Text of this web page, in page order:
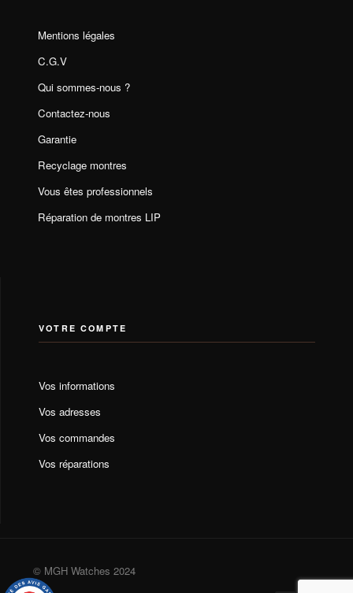
Mentions légales
C.G.V
Qui sommes-nous ?
Contactez-nous
Garantie
Recyclage montres
Vous êtes professionnels
Réparation de montres LIP
VOTRE COMPTE
Vos informations
Vos adresses
Vos commandes
Vos réparations
© MGH Watches 2024